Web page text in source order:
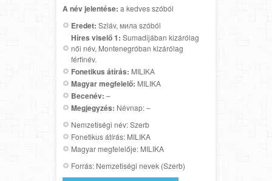
A név jelentése: a kedves szóból
Eredet: Szláv, мила szóból
Híres viselő 1: Sumadijában kizárólag
női név, Montenegróban kizárólag
férfinév.
Fonetikus átírás: MILIKA
Magyar megfelelő: MILIKA
Becenév: –
Megjegyzés: Névnap: –
Nemzetiségi név: Szerb
Fonetikus átírás: MILIKA
Magyar megfelelője: MILIKA
Forrás: Nemzetiségi nevek (Szerb)